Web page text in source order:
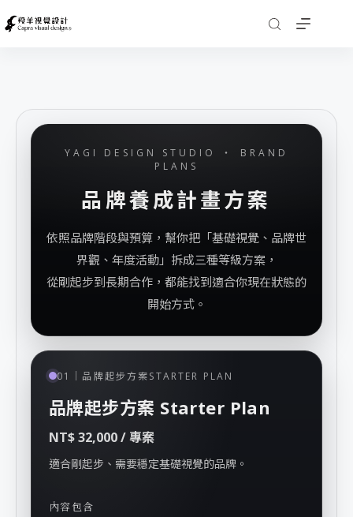
YAGI DESIGN STUDIO ・ BRAND
PLANS
品牌養成計畫方案
依照品牌階段與預算，幫你把「基礎視覺、品牌世
界觀、年度活動」拆成三種等級方案，
從剛起步到長期合作，都能找到適合你現在狀態的
開始方式。
01｜品牌起步方案STARTER PLAN
品牌起步方案 Starter Plan
NT$ 32,000 / 專案
適合剛起步、需要穩定基礎視覺的品牌。
內容包含